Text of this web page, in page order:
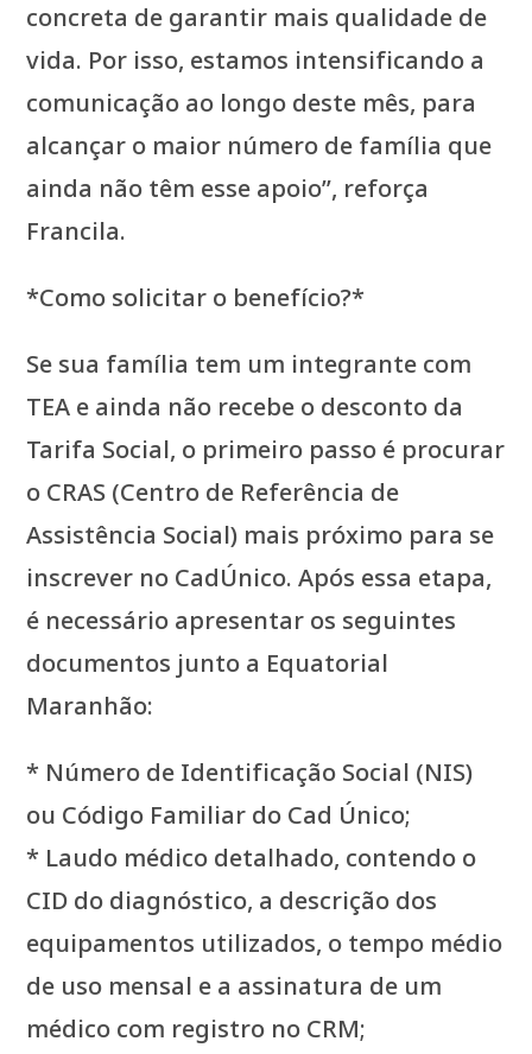
concreta de garantir mais qualidade de
vida. Por isso, estamos intensificando a
comunicação ao longo deste mês, para
alcançar o maior número de família que
ainda não têm esse apoio”, reforça
Francila.
*Como solicitar o benefício?*
Se sua família tem um integrante com
TEA e ainda não recebe o desconto da
Tarifa Social, o primeiro passo é procurar
o CRAS (Centro de Referência de
Assistência Social) mais próximo para se
inscrever no CadÚnico. Após essa etapa,
é necessário apresentar os seguintes
documentos junto a Equatorial
Maranhão:
* Número de Identificação Social (NIS)
ou Código Familiar do Cad Único;
* Laudo médico detalhado, contendo o
CID do diagnóstico, a descrição dos
equipamentos utilizados, o tempo médio
de uso mensal e a assinatura de um
médico com registro no CRM;